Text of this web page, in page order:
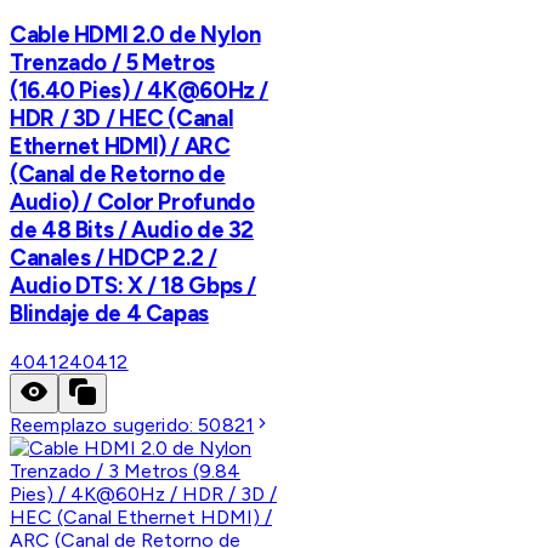
Cable HDMI 2.0 de Nylon
Trenzado / 5 Metros
(16.40 Pies) / 4K@60Hz /
HDR / 3D / HEC (Canal
Ethernet HDMI) / ARC
(Canal de Retorno de
Audio) / Color Profundo
de 48 Bits / Audio de 32
Canales / HDCP 2.2 /
Audio DTS: X / 18 Gbps /
Blindaje de 4 Capas
4041240412
Reemplazo sugerido:50821